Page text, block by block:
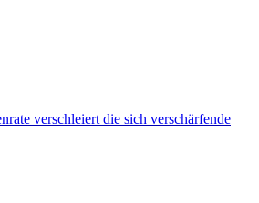
verschleiert die sich verschärfende